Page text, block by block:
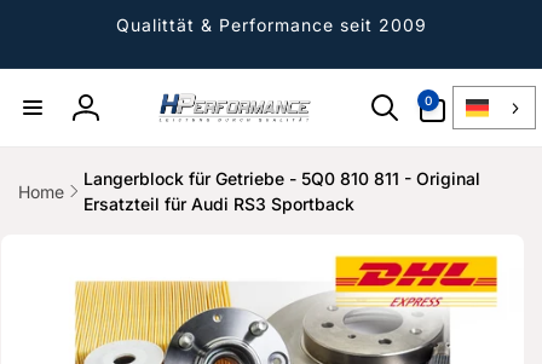
Qualittät & Performance seit 2009
Einloggen
0
Artikel
Home
Langerblock für Getriebe - 5Q0 810 811 - Original
Ersatzteil für Audi RS3 Sportback